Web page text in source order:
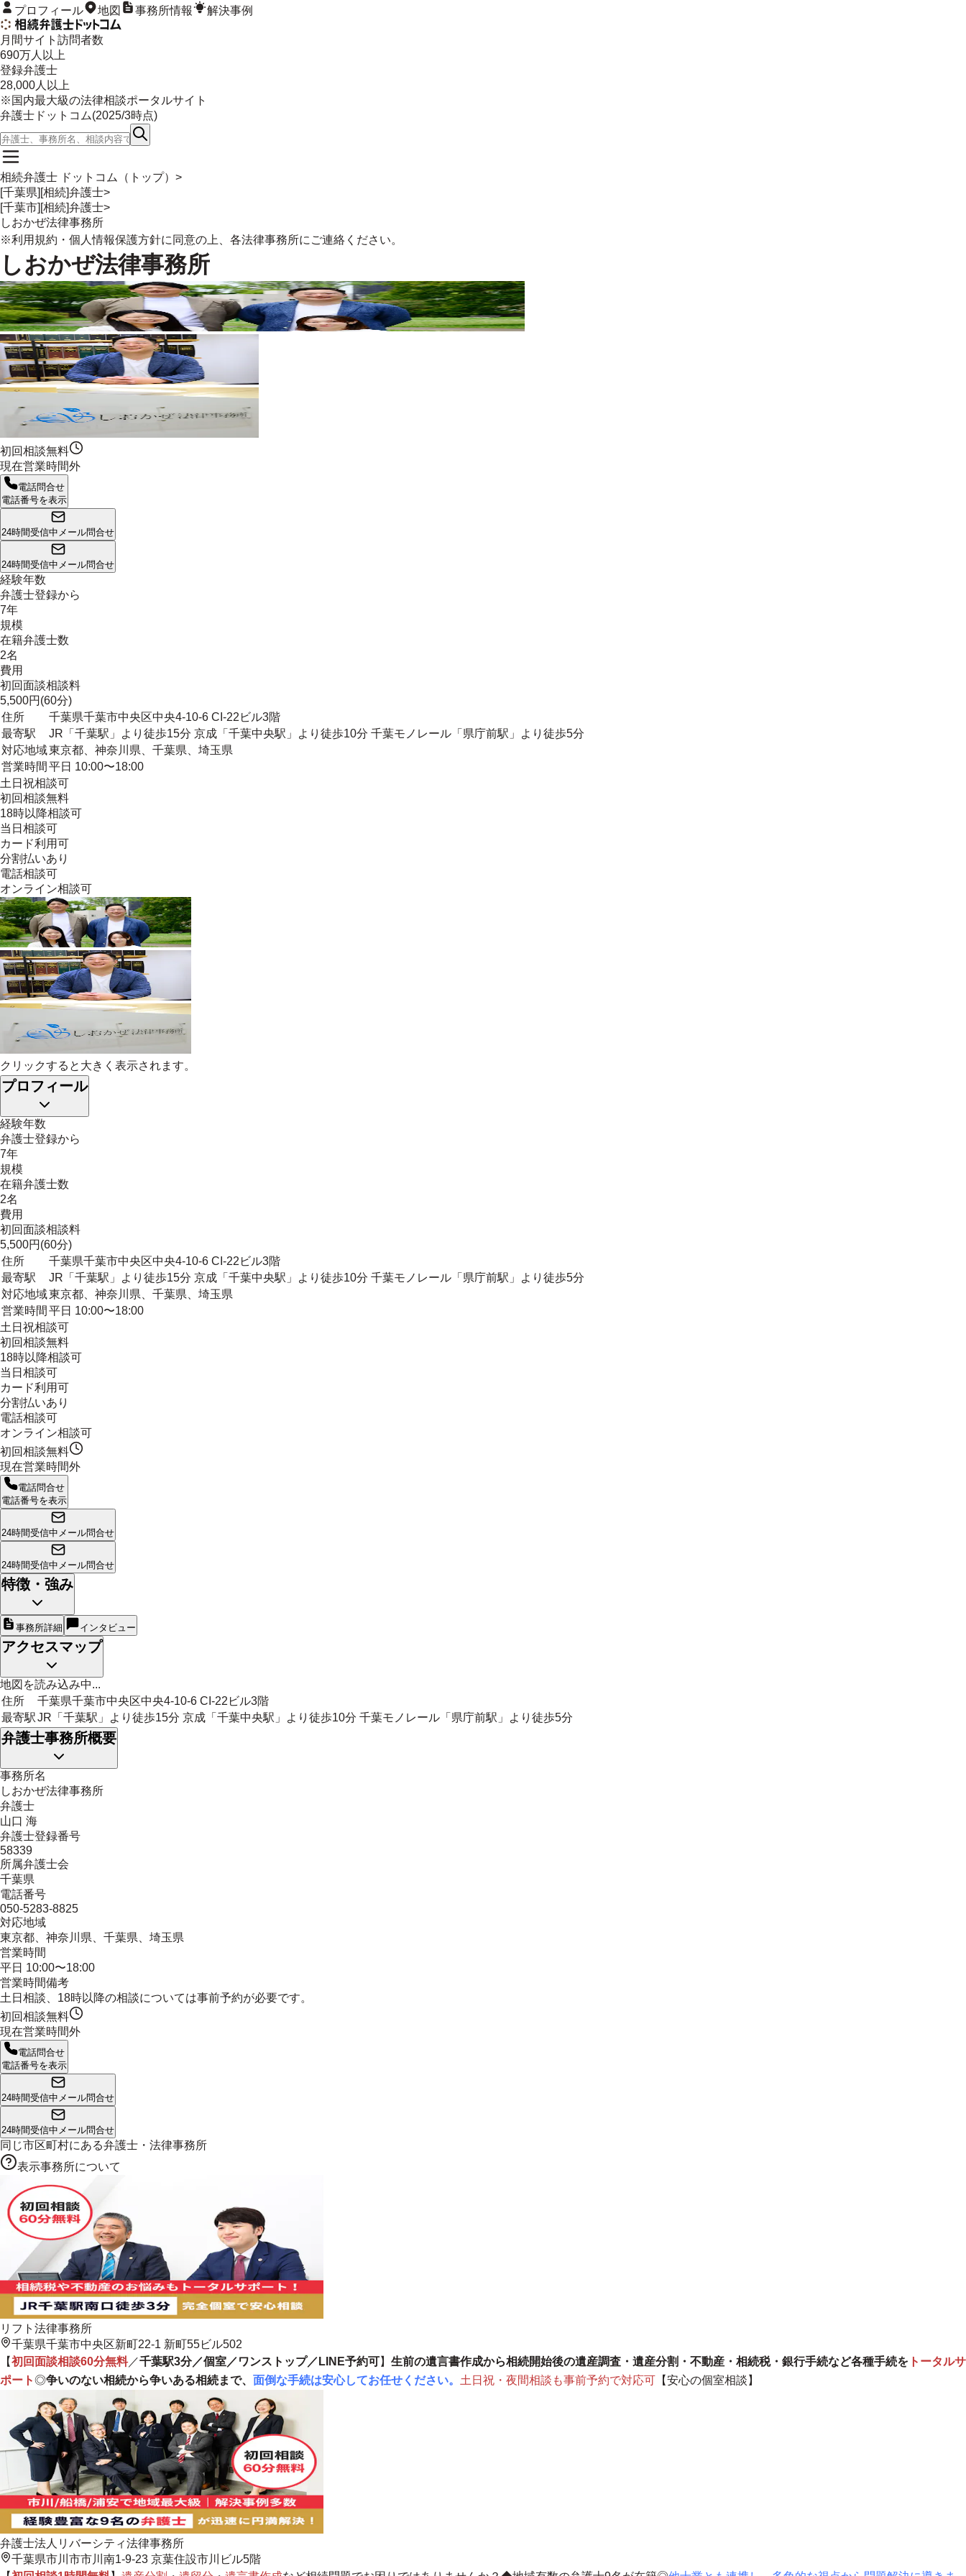
プロフィール 地図 事務所情報 解決事例
月間サイト訪問者数
690万人以上
登録弁護士
28,000人以上
※国内最大級の法律相談ポータルサイト
弁護士ドットコム(2025/3時点)
相続弁護士 ドットコム（トップ） >
[千葉県][相続]弁護士>
[千葉市][相続]弁護士>
しおかぜ法律事務所
※利用規約 ・ 個人情報保護方針に同意の上、各法律事務所にご連絡ください。
しおかぜ法律事務所
初回相談無料
現在営業時間外
電話問合せ
電話番号を表示
24時間受信中 メール問合せ
24時間受信中 メール問合せ
経験年数
弁護士登録から
7年
規模
在籍弁護士数
2名
費用
初回面談相談料
5,500円(60分)
住所
千葉県千葉市中央区中央4-10-6 CI-22ビル3階
最寄駅
JR「千葉駅」より徒歩15分 京成「千葉中央駅」より徒歩10分 千葉モノレール「県庁前駅」より徒歩5分
対応地域東京都、神奈川県、千葉県、埼玉県
営業時間 平日 10:00〜18:00
土日祝相談可
初回相談無料
18時以降相談可
当日相談可
カード利用可
分割払いあり
電話相談可
オンライン相談可
クリックすると大きく表示されます。
プロフィール
経験年数
弁護士登録から
7年
規模
在籍弁護士数
2名
費用
初回面談相談料
5,500円(60分)
住所
千葉県千葉市中央区中央4-10-6 CI-22ビル3階
最寄駅
JR「千葉駅」より徒歩15分 京成「千葉中央駅」より徒歩10分 千葉モノレール「県庁前駅」より徒歩5分
対応地域東京都、神奈川県、千葉県、埼玉県
営業時間 平日 10:00〜18:00
土日祝相談可
初回相談無料
18時以降相談可
当日相談可
カード利用可
分割払いあり
電話相談可
オンライン相談可
初回相談無料
現在営業時間外
電話問合せ
電話番号を表示
24時間受信中 メール問合せ
24時間受信中 メール問合せ
特徴・強み
事務所詳細 インタビュー
アクセスマップ
地図を読み込み中...
住所
千葉県千葉市中央区中央4-10-6 CI-22ビル3階
最寄駅JR「千葉駅」より徒歩15分 京成「千葉中央駅」より徒歩10分 千葉モノレール「県庁前駅」より徒歩5分
弁護士事務所概要
事務所名
しおかぜ法律事務所
弁護士
山口 海
弁護士登録番号
58339
所属弁護士会
千葉県
電話番号
050-5283-8825
対応地域
東京都、神奈川県、千葉県、埼玉県
営業時間
平日 10:00〜18:00
営業時間備考
土日相談、18時以降の相談については事前予約が必要です。
初回相談無料
現在営業時間外
電話問合せ
電話番号を表示
24時間受信中 メール問合せ
24時間受信中 メール問合せ
同じ市区町村にある弁護士・法律事務所
表示事務所について
リフト法律事務所
千葉県千葉市中央区新町22-1 新町55ビル502
【初回面談相談60分無料／千葉駅3分／個室／ワンストップ／LINE予約可】 生前の遺言書作成から相続開始後の遺産調査・遺産分割・不動産・相続税・銀行手続など各種手続を トータルサ
ポート◎争いのない相続から争いある相続まで、 面倒な手続は安心してお任せください。 土日祝・夜間相談も事前予約で対応可 【安心の個室相談】
弁護士法人リバーシティ法律事務所
千葉県市川市市川南1-9-23 京葉住設市川ビル5階